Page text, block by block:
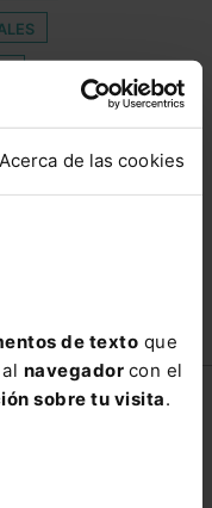
Acerca de las cookies
de texto que
navegador con el
sobre tu visita.
LA UE
LABORAL